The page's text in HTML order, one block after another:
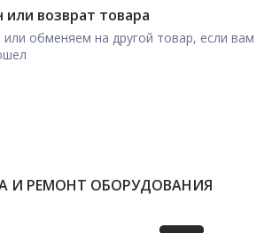
возврат товара
обменяем на другой товар, если вам
И РЕМОНТ ОБОРУДОВАНИЯ